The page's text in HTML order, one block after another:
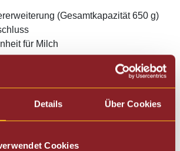
Details Über Cookies
Cookies
(Gesamtkapazität 650 g)
für Milch​